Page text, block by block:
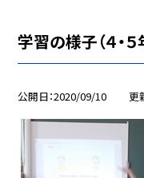
学習の様子（４・
公開日 2020/09/10 更